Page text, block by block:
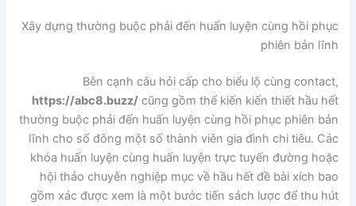
Xây dựng thường buộc phải đến huấn luyện cùng hồi phục
phiên bản lĩnh
Bên cạnh câu hỏi cấp cho biểu lộ cùng contact,
https://abc8.buzz/cũng gồm thể kiến kiến thiết hầu hết
thường buộc phải đến huấn luyện cùng hồi phục phiên bản
lĩnh cho số đông một số thành viên gia đình chi tiêu. Các
khóa huấn luyện cùng huấn luyện trực tuyến đường hoặc
hội thảo chuyên nghiệp mục về hầu hết đề bài xích bao
gồm xác được xem là một bước tiến sách lược để thu hút